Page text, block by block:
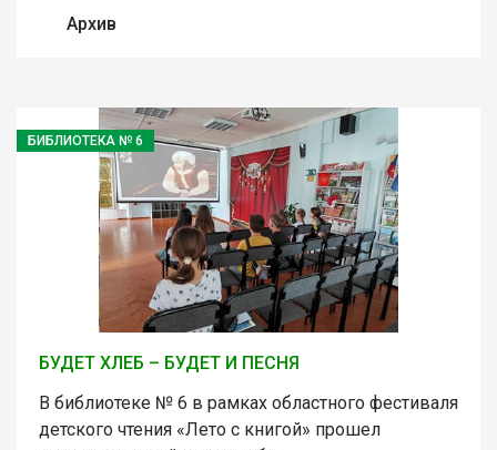
Архив
БИБЛИОТЕКА № 6
БУДЕТ ХЛЕБ – БУДЕТ И ПЕСНЯ
В библиотеке № 6 в рамках областного фестиваля
детского чтения «Лето с книгой» прошел